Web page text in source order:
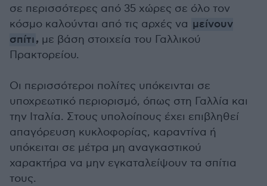
σε περισσότερες από 35 χώρες σε όλο τον
κόσμο καλούνται από τις αρχές να μείνουν
σπίτι, με βάση στοιχεία του Γαλλικού
Πρακτορείου.
Οι περισσότεροι πολίτες υπόκεινται σε
υποχρεωτικό περιορισμό, όπως στη Γαλλία και
την Ιταλία. Στους υπολοίπους έχει επιβληθεί
απαγόρευση κυκλοφορίας, καραντίνα ή
υπόκειται σε μέτρα μη αναγκαστικού
χαρακτήρα να μην εγκαταλείψουν τα σπίτια
τους.